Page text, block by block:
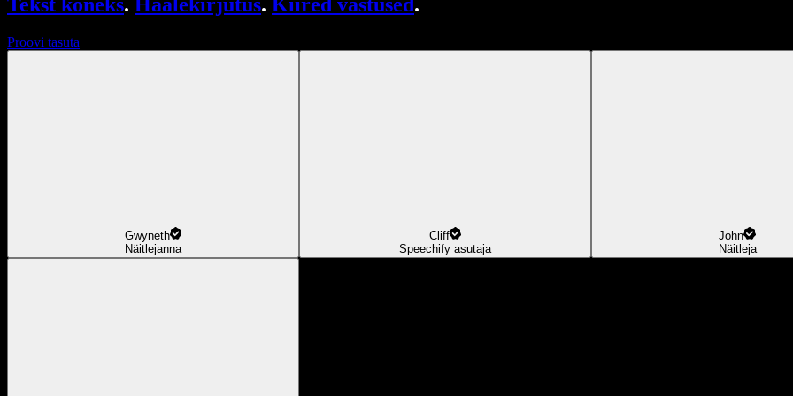
Proovi tasuta
Gwyneth
Näitlejanna
Cliff
Speechify asutaja
John
Näitleja